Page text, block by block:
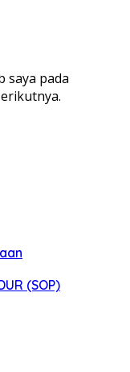
saya pada
(SOP)